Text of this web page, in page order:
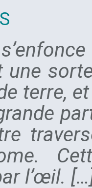
une
terre,
l’œil.